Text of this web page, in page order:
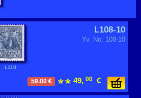
L108-10
Yv. No. 108-10
L110
59.00 € 49, 00 €